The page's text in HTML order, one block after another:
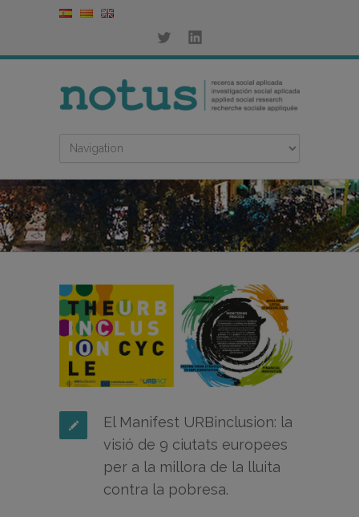
El Manifest URBinclusion: la
visió de 9 ciutats europees
per a la millora de la lluita
contra la pobresa.